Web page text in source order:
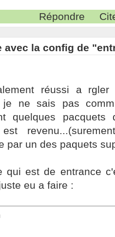
Répondre
avec la config de
réussi a rgler
je ne sais pas
quelques pacquets
est
par un des paquets
qui est de entrance
eu a faire :